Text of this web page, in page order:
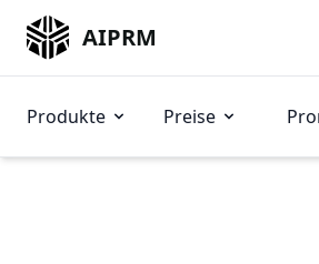
AIPRM
Produkte Preise